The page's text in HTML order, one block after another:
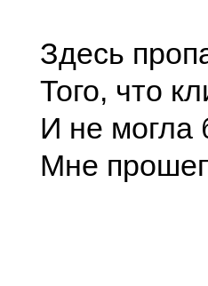
Здесь
Того, что
И не могла
Мне